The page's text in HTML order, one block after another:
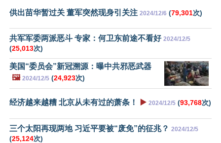
供出苗华暂过关 董军突然现身引关注 2024/12/6 (79,301次)
共军军委两派恶斗 专家：何卫东前途不看好 2024/12/5
(25,013次)
美国“委员会”新冠溯源：曝中共邪恶武器
🖼️ 2024/12/5 (24,923次)
经济越来越糟 北京从未有过的萧条！ ▶️ 2024/12/5 (93,768次)
三个太阳再现两地 习近平要被“废免”的征兆？ 2024/12/5
(25,124次)